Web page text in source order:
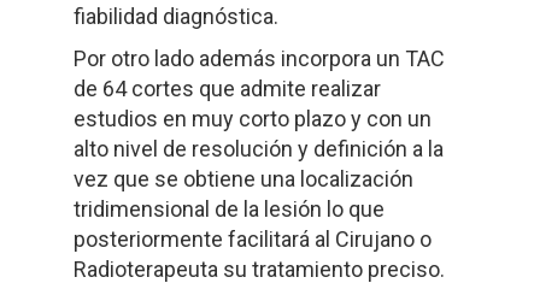
fiabilidad diagnóstica.
Por otro lado además incorpora un TAC
de 64 cortes que admite realizar
estudios en muy corto plazo y con un
alto nivel de resolución y definición a la
vez que se obtiene una localización
tridimensional de la lesión lo que
posteriormente facilitará al Cirujano o
Radioterapeuta su tratamiento preciso.